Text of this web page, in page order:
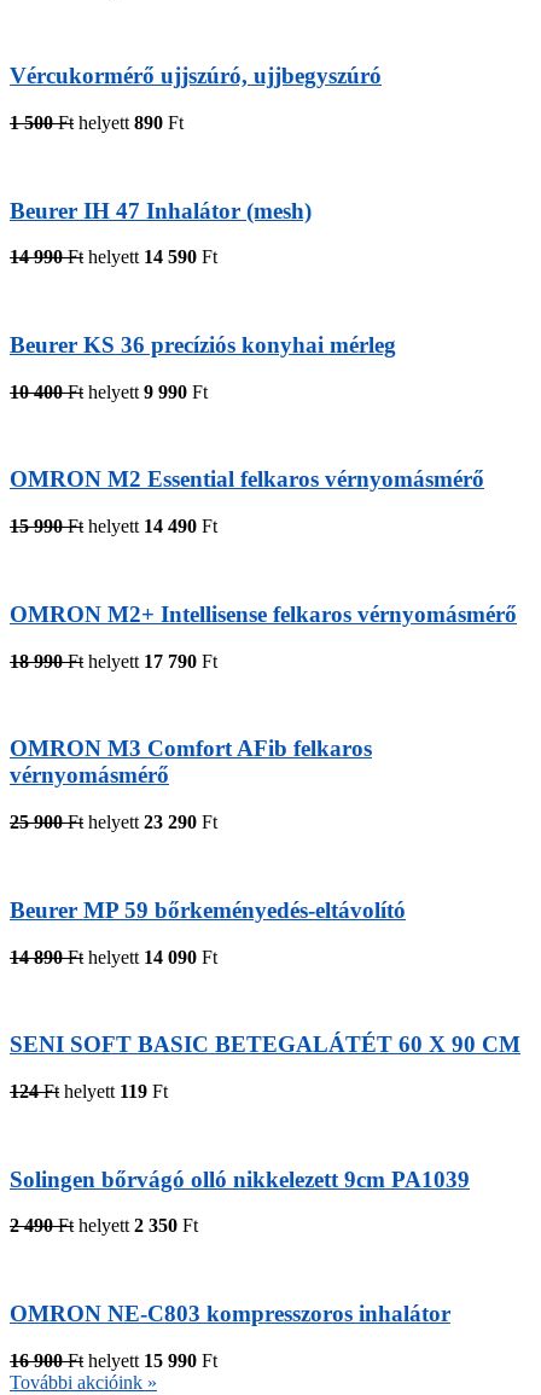
Vércukormérő ujjszúró, ujjbegyszúró
1 500 Ft helyett 890 Ft
Beurer IH 47 Inhalátor (mesh)
14 990 Ft helyett 14 590 Ft
Beurer KS 36 precíziós konyhai mérleg
10 400 Ft helyett 9 990 Ft
OMRON M2 Essential felkaros vérnyomásmérő
15 990 Ft helyett 14 490 Ft
OMRON M2+ Intellisense felkaros vérnyomásmérő
18 990 Ft helyett 17 790 Ft
OMRON M3 Comfort AFib felkaros
vérnyomásmérő
25 900 Ft helyett 23 290 Ft
Beurer MP 59 bőrkeményedés-eltávolító
14 890 Ft helyett 14 090 Ft
SENI SOFT BASIC BETEGALÁTÉT 60 X 90 CM
124 Ft helyett 119 Ft
Solingen bőrvágó olló nikkelezett 9cm PA1039
2 490 Ft helyett 2 350 Ft
OMRON NE-C803 kompresszoros inhalátor
16 900 Ft helyett 15 990 Ft
További akcióink »